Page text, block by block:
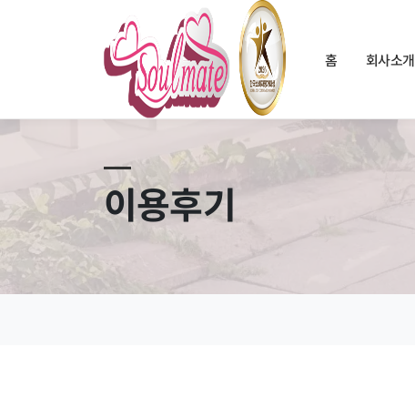
홈 회사소개
이용후기